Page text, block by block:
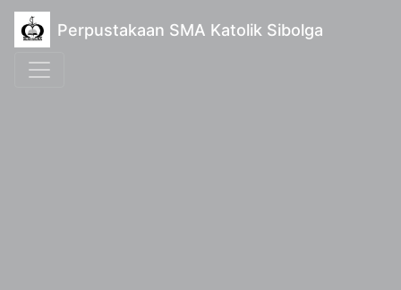
Perpustakaan SMA Katolik Sibolga